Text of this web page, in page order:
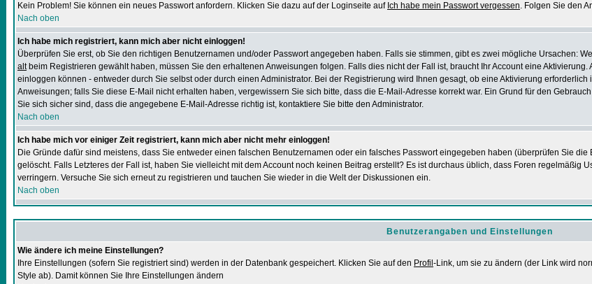
Kein Problem! Sie können ein neues Passwort anfordern. Klicken Sie dazu auf der Loginseite auf Ich habe mein Passwort vergessen. Folgen Sie den
Nach oben
Ich habe mich registriert, kann mich aber nicht einloggen!
Überprüfen Sie erst, ob Sie den richtigen Benutzernamen und/oder Passwort angegeben haben. Falls sie stimmen, gibt es zwei mögliche Ursachen:
altbeim Registrieren gewählt haben, müssen Sie den erhaltenen Anweisungen folgen. Falls dies nicht der Fall ist, braucht Ihr Account eine
einloggen können - entweder durch Sie selbst oder durch einen Administrator. Bei der Registrierung wird Ihnen gesagt, ob eine Aktivierung
Anweisungen; falls Sie diese E-Mail nicht erhalten haben, vergewissern Sie sich bitte, dass die E-Mail-Adresse korrekt war. Ein Grund für den
Sie sich sicher sind, dass die angegebene E-Mail-Adresse richtig ist, kontaktiere Sie bitte den Administrator.
Nach oben
Ich habe mich vor einiger Zeit registriert, kann mich aber nicht mehr einloggen!
Die Gründe dafür sind meistens, dass Sie entweder einen falschen Benutzernamen oder ein falsches Passwort eingegeben haben (überprüfen Sie
gelöscht. Falls Letzteres der Fall ist, haben Sie vielleicht mit dem Account noch keinen Beitrag erstellt? Es ist durchaus üblich, dass Foren regelmäßig
verringern. Versuche Sie sich erneut zu registrieren und tauchen Sie wieder in die Welt der Diskussionen ein.
Nach oben
Benutzerangaben und Einstellungen
Wie ändere ich meine Einstellungen?
Ihre Einstellungen (sofern Sie registriert sind) werden in der Datenbank gespeichert. Klicken Sie auf den Profil -Link, um sie zu ändern (der Link wird
Style ab). Damit können Sie Ihre Einstellungen ändern